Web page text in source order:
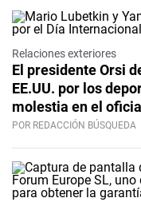
Relaciones exteriores
El presidente Orsi
EE.UU. por los
molestia en el
POR REDACCIÓN BÚSQUEDA